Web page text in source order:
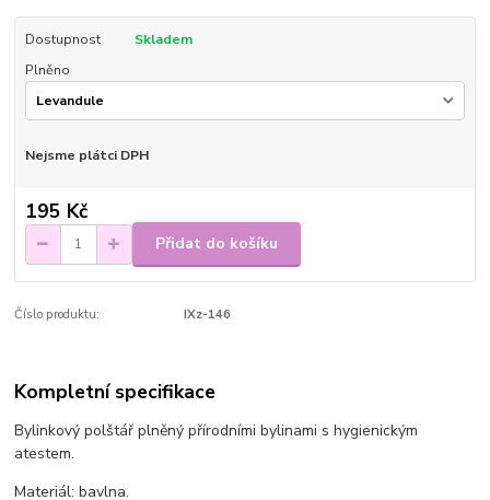
Dostupnost
Skladem
Plněno
Nejsme plátci DPH
195 Kč
Přidat do košíku
Číslo produktu: IXz-146
Kompletní specifikace
Bylinkový polštář plněný přírodními bylinami s hygienickým
atestem.
Materiál: bavlna.